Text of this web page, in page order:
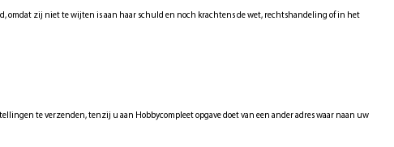
omdat zij niet te wijten is aan haar schuld en noch krachtens de wet, rechtshandeling of in het
te verzenden, tenzij u aan Hobbycompleet opgave doet van een ander adres waar naan uw